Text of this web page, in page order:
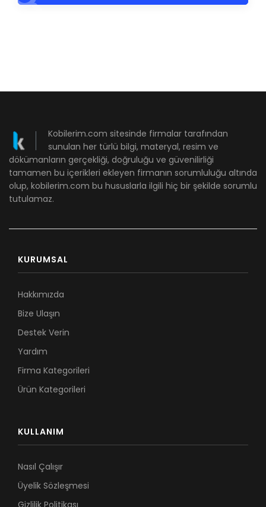
Kobilerim.com sitesinde firmalar tarafından
sunulan her türlü bilgi, materyal, resim ve
dökümanların gerçekliği, doğruluğu ve güvenilirliği
tamamen bu içerikleri ekleyen firmanın sorumluluğu altında
olup, kobilerim.com bu hususlarla ilgili hiç bir şekilde sorumlu
tutulamaz.
KURUMSAL
Hakkımızda
Bize Ulaşın
Destek Verin
Yardım
Firma Kategorileri
Ürün Kategorileri
KULLANIM
Nasıl Çalışır
Üyelik Sözleşmesi